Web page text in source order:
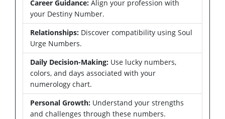
Career Guidance: Align your profession with
your Destiny Number.
Relationships: Discover compatibility using Soul
Urge Numbers.
Daily Decision-Making: Use lucky numbers,
colors, and days associated with your
numerology chart.
Personal Growth: Understand your strengths
and challenges through these numbers.